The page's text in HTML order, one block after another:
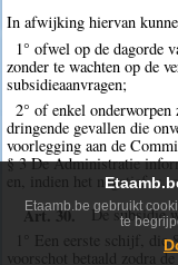
In afwijking hiervan
1° ofwel op de dagorde
zonder te wachten op de
subsidieaanvragen;
2° of enkel
dringende gevallen die
voorlegging aan de
§ 3 De Administratie
en, indien het negatief is,
Art. 30.
De subsidie
1° Een eerste schijf, die
voorschot betaald zodra
Etaamb.be gebruikt
te